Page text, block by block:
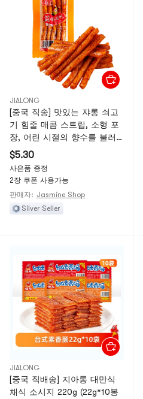
JIALONG
[중국 직송] 맛있는 쟈롱 쇠고
기 힘줄 매콤 스트립, 소형 포
장, 어린 시절의 향수를 불러
일으키는 매콤한 간식, 갈망을
충족시키는 간식, 여가 식품,
18g*5팩
$5.30
사은품 증정
2장 쿠폰 사용가능
판매자: Jasmine Shop
Silver Seller
JIALONG
[중국 직배송] 지아롱 대만식
채식 소시지 220g (22g*10봉